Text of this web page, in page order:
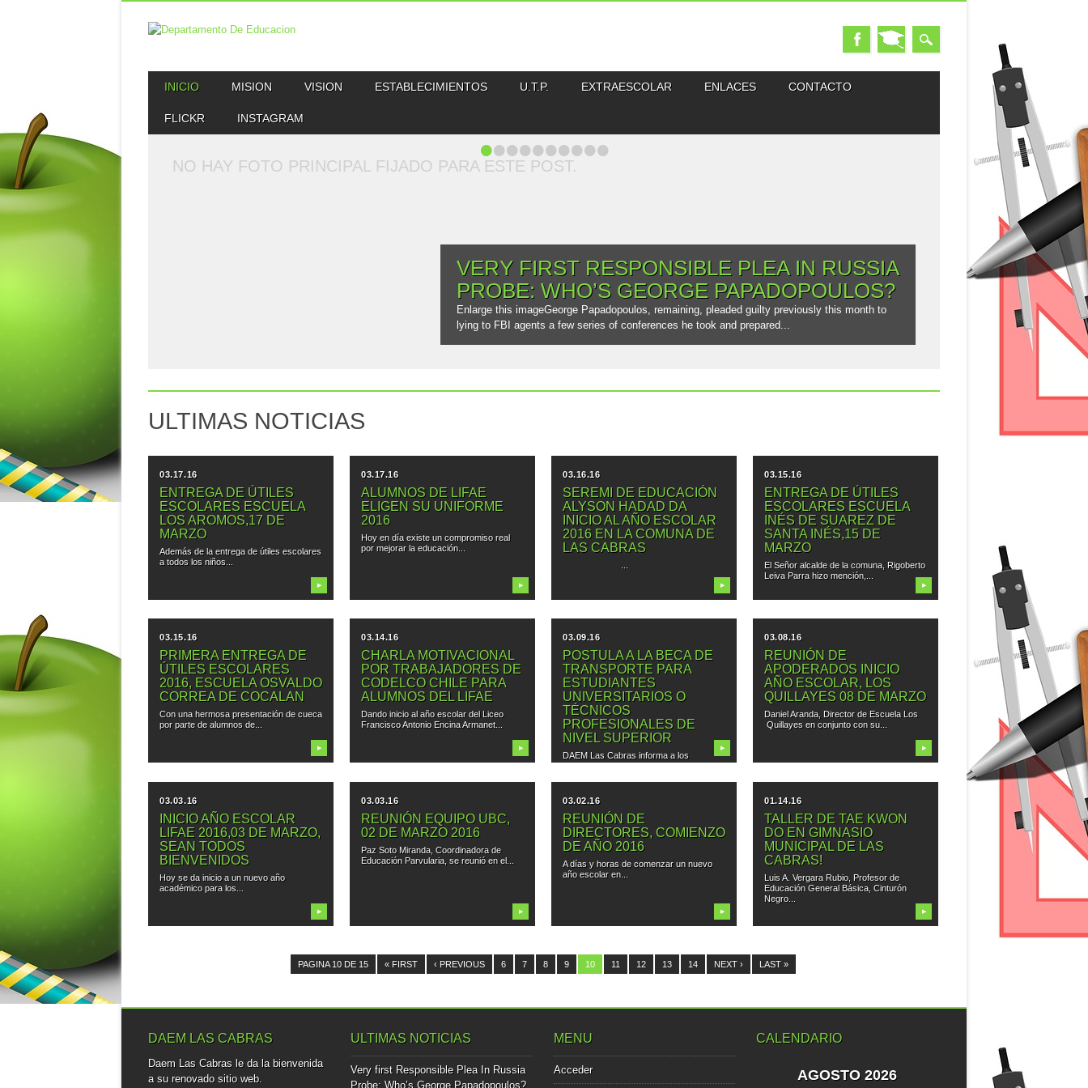
MAIN MENU
INICIO MISION VISION ESTABLECIMIENTOS U.T.P. EXTRAESCOLAR ENLACES CONTACTO
FLICKR INSTAGRAM
••••••••••
NO HAY FOTO PRINCIPAL FIJADO PARA ESTE POST.
VERY FIRST RESPONSIBLE PLEA IN RUSSIA
PROBE: WHO’S GEORGE PAPADOPOULOS?
Enlarge this imageGeorge Papadopoulos, remaining, pleaded guilty previously this month to
lying to FBI agents a few series of conferences he took and prepared...
ULTIMAS NOTICIAS
03.17.16
ENTREGA DE ÚTILES
ESCOLARES ESCUELA
LOS AROMOS,17 DE
MARZO
Además de la entrega de útiles escolares
a todos los niños...
▶
03.17.16
ALUMNOS DE LIFAE
ELIGEN SU UNIFORME
2016
Hoy en día existe un compromiso real
por mejorar la educación...
▶
03.16.16
SEREMI DE EDUCACIÓN
ALYSON HADAD DA
INICIO AL AÑO ESCOLAR
2016 EN LA COMUNA DE
LAS CABRAS
▶
03.15.16
ENTREGA DE ÚTILES
ESCOLARES ESCUELA
INÉS DE SUAREZ DE
SANTA INÉS,15 DE
MARZO
El Señor alcalde de la comuna, Rigoberto
Leiva Parra hizo mención,...
▶
03.15.16
PRIMERA ENTREGA DE
ÚTILES ESCOLARES
2016, ESCUELA OSVALDO
CORREA DE COCALAN
Con una hermosa presentación de cueca
por parte de alumnos de...
▶
03.14.16
CHARLA MOTIVACIONAL
POR TRABAJADORES DE
CODELCO CHILE PARA
ALUMNOS DEL LIFAE
Dando inicio al año escolar del Liceo
Francisco Antonio Encina Armanet...
▶
03.09.16
POSTULA A LA BECA DE
TRANSPORTE PARA
ESTUDIANTES
UNIVERSITARIOS O
TÉCNICOS
PROFESIONALES DE
NIVEL SUPERIOR
DAEM Las Cabras informa a los
▶
03.08.16
REUNIÓN DE
APODERADOS INICIO
AÑO ESCOLAR, LOS
QUILLAYES 08 DE MARZO
Daniel Aranda, Director de Escuela Los
Quillayes en conjunto con su...
▶
03.03.16
INICIO AÑO ESCOLAR
LIFAE 2016,03 DE MARZO,
SEAN TODOS
BIENVENIDOS
Hoy se da inicio a un nuevo año
académico para los...
▶
03.03.16
REUNIÓN EQUIPO UBC,
02 DE MARZO 2016
Paz Soto Miranda, Coordinadora de
Educación Parvularia, se reunió en el...
▶
03.02.16
REUNIÓN DE
DIRECTORES, COMIENZO
DE AÑO 2016
A días y horas de comenzar un nuevo
año escolar en...
▶
01.14.16
TALLER DE TAE KWON
DO EN GIMNASIO
MUNICIPAL DE LAS
CABRAS!
Luis A. Vergara Rubio, Profesor de
Educación General Básica, Cinturón
Negro...
▶
PAGINA 10 DE 15 « FIRST ‹ PREVIOUS 6 7 8 9 10 11 12 13 14 NEXT › LAST »
DAEM LAS CABRAS
Daem Las Cabras le da la bienvenida
a su renovado sitio web.
ULTIMAS NOTICIAS
Very first Responsible Plea In Russia
Probe: Who’s George Papadopoulos?
MENU
Acceder
CALENDARIO
AGOSTO 2026